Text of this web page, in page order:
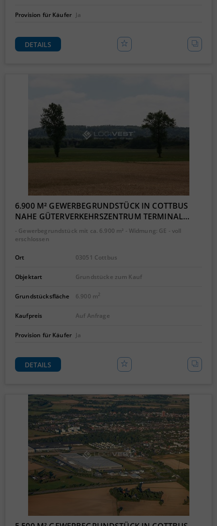
Provision für Käufer Ja
DETAILS
6.900 M² GEWERBEGRUNDSTÜCK IN COTTBUS
NAHE GÜTERVERKEHRSZENTRUM TERMINAL…
- Gewerbegrundstück mit ca. 6.900 m² - Widmung: GE - voll
erschlossen
Ort 03051 Cottbus
Objektart Grundstücke zum Kauf
Grundstücksfläche 6.900 m2
Kaufpreis Auf Anfrage
Provision für Käufer Ja
DETAILS